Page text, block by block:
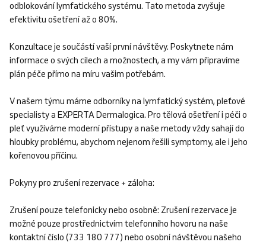
odblokování lymfatického systému. Tato metoda zvyšuje
efektivitu ošetření až o 80%.
Konzultace je součástí vaší první návštěvy. Poskytnete nám
informace o svých cílech a možnostech, a my vám připravíme
plán péče přímo na míru vašim potřebám.
V našem týmu máme odborníky na lymfatický systém, pleťové
specialisty a EXPERTA Dermalogica. Pro tělová ošetření i péči o
pleť využíváme moderní přístupy a naše metody vždy sahají do
hloubky problému, abychom nejenom řešili symptomy, ale i jeho
kořenovou příčinu.
Pokyny pro zrušení rezervace + záloha:
Zrušení pouze telefonicky nebo osobně: Zrušení rezervace je
možné pouze prostřednictvím telefonního hovoru na naše
kontaktní číslo (733 180 777) nebo osobní návštěvou našeho